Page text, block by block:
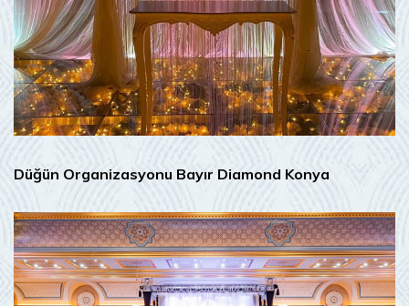
Düğün Organizasyonu Bayır Diamond Konya